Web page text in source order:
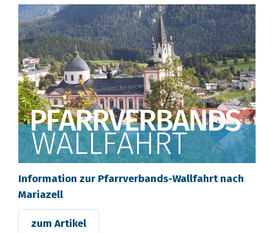
Information zur Pfarrverbands-Wallfahrt nach
Mariazell
zum Artikel